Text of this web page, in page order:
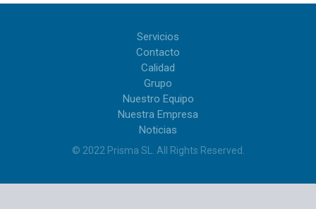
Servicios
Contacto
Calidad
Grupo
Nuestro Equipo
Nuestra Empresa
Noticias
© 2022 Prisma SL All Rights Reserved